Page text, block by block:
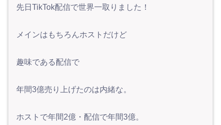
先日TikTok配信で世界一取りました！
メインはもちろんホストだけど
趣味である配信で
年間3億売り上げたのは内緒な。
ホストで年間2億・配信で年間3億。